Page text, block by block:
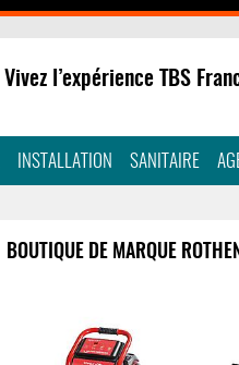
Vivez l’expérience TBS
INSTALLATION SANITAIRE
BOUTIQUE DE MARQUE